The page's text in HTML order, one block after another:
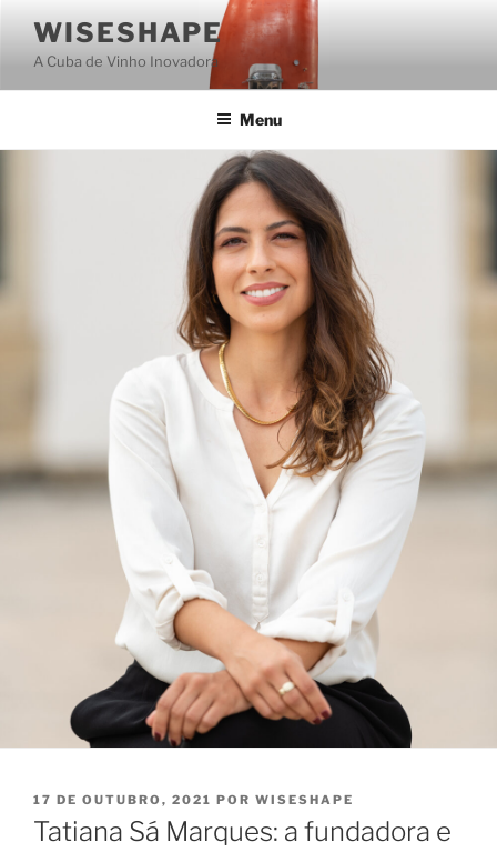
conteúdo
WISESHAPE
A Cuba de Vinho Inovadora
Menu
PUBLICADO
EM
17 DE OUTUBRO, 2021 POR WISESHAPE
Tatiana Sá Marques: a fundadora e